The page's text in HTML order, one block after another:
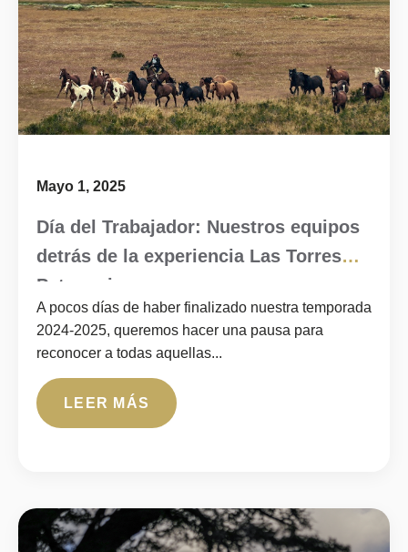
Mayo 1, 2025
Día del Trabajador: Nuestros equipos
detrás de la experiencia Las Torres
Patagonia
A pocos días de haber finalizado nuestra temporada
2024-2025, queremos hacer una pausa para
reconocer a todas aquellas...
LEER MÁS